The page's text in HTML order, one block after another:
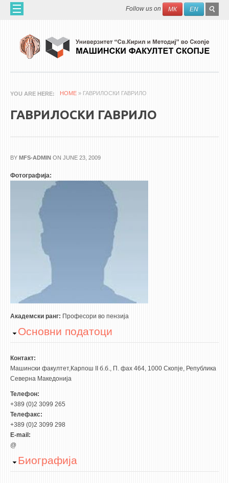
Skip to main content Search
Follow us on МК EN
ЗА НАС
60 ГОДИНИ МФ
НАУЧНА ДЕЈНОСТ
АПЛИКАТИВНА ДЕЈНОСТ
МЕЃУНАРОДНА СОРАБОТКА
ERASMUS+
QIM-SEE
WATERBRIDGING
AIR QUALITY MODELLING
АКТИ
АКТИ
АНКЕТИ И САМОЕВАЛУАЦИИ
ЗАВРШНИ СМЕТКИ
ТЕЛЕФОНСКИ ИМЕНИК
ALUMNI MFS
ИЗВЕСТУВАЊА
НАСТАВЕН КАДАР
YOU ARE HERE HOME » ГАВРИЛОСКИ ГАВРИЛО
ГАВРИЛОСКИ ГАВРИЛО
BY MFS-ADMIN ON JUNE 23, 2009
Фотографија:
Академски ранг: Професори во пензија
Hide
Основни податоци
Контакт:
Машински факултет,Карпош II б.б., П. фах 464, 1000 Скопје, Република
Северна Македонија
Телефон:
+389 (0)2 3099 265
Телефакс:
+389 (0)2 3099 298
E-mail:
@
Hide
Биографија